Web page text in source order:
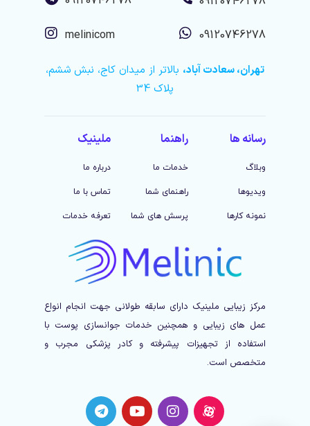
09120746278
melinicom
تهران، سعادت آباد، بالاتر از میدان کاج، نبش ششم،
پلاک 34
رسانه ها
وبلاگ
ویدیوها
نمونه کارها
راهنما
خدمات ما
راهنمای شما
پرسش های شما
ملینیک
درباره ما
تماس با ما
تعرفه خدمات
مرکز زیبایی ملینیک دارای سابقه طولانی جهت انجام انواع
عمل های زیبایی و همچنین خدمات جوانسازی پوست با
استفاده از تجهیزات پیشرفته و کادر پزشکی مجرب و
متخصص است.